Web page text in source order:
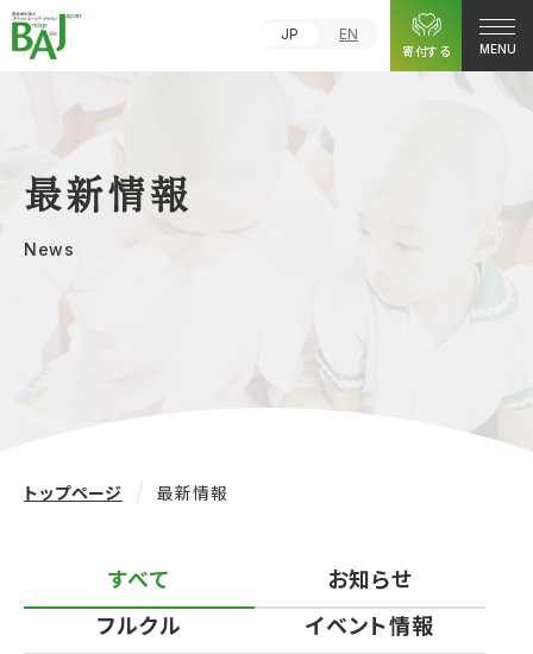
JP
EN
寄付する
MENU
最新情報
News
トップページ 最新情報
すべて
お知らせ
フルクル
イベント情報